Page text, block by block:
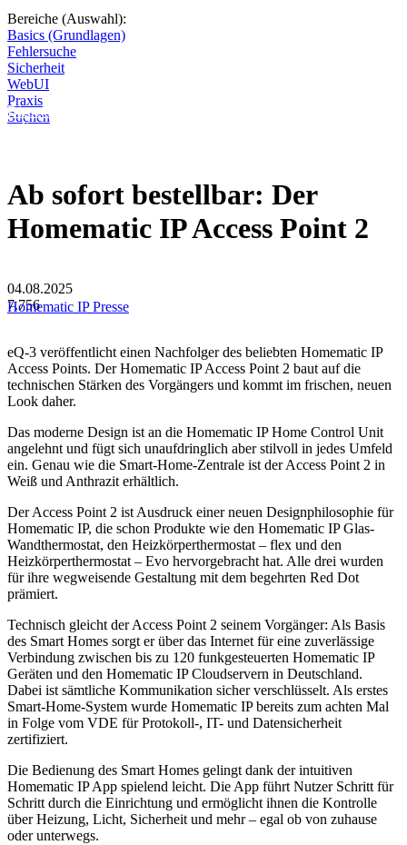
Bereiche (Auswahl):
Basics (Grundlagen)
Fehlersuche
Sicherheit
WebUI
Praxis
Suchen
Diese Seite wird nicht weitergeführt, bleibt aber als digitales Archiv
online. Vielen Dank für deinen Besuch!
Ab sofort bestellbar: Der
Homematic IP Access Point 2
04.08.2025
7.756
Homematic IPPresse
eQ-3 veröffentlicht einen Nachfolger des beliebten Homematic IP
Access Points. Der Homematic IP Access Point 2 baut auf die
technischen Stärken des Vorgängers und kommt im frischen, neuen
Look daher.
Das moderne Design ist an die Homematic IP Home Control Unit
angelehnt und fügt sich unaufdringlich aber stilvoll in jedes Umfeld
ein. Genau wie die Smart-Home-Zentrale ist der Access Point 2 in
Weiß und Anthrazit erhältlich.
Der Access Point 2 ist Ausdruck einer neuen Designphilosophie für
Homematic IP, die schon Produkte wie den Homematic IP Glas-
Wandthermostat, den Heizkörperthermostat – flex und den
Heizkörperthermostat – Evo hervorgebracht hat. Alle drei wurden
für ihre wegweisende Gestaltung mit dem begehrten Red Dot
prämiert.
Technisch gleicht der Access Point 2 seinem Vorgänger: Als Basis
des Smart Homes sorgt er über das Internet für eine zuverlässige
Verbindung zwischen bis zu 120 funkgesteuerten Homematic IP
Geräten und den Homematic IP Cloudservern in Deutschland.
Dabei ist sämtliche Kommunikation sicher verschlüsselt. Als erstes
Smart-Home-System wurde Homematic IP bereits zum achten Mal
in Folge vom VDE für Protokoll-, IT- und Datensicherheit
zertifiziert.
Die Bedienung des Smart Homes gelingt dank der intuitiven
Homematic IP App spielend leicht. Die App führt Nutzer Schritt für
Schritt durch die Einrichtung und ermöglicht ihnen die Kontrolle
über Heizung, Licht, Sicherheit und mehr – egal ob von zuhause
oder unterwegs.